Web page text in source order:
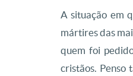
A situação em
mártires das
quem foi
cristãos. Penso